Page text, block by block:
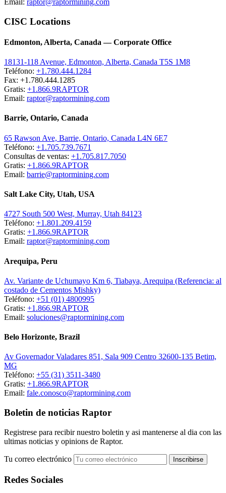
Email: raptor@raptormining.com
CISC Locations
Edmonton, Alberta, Canada — Corporate Office
18131-118 Avenue, Edmonton, Alberta, Canada T5S 1M8
Teléfono: +1.780.444.1284
Fax: +1.780.444.1285
Gratis: +1.866.9RAPTOR
Email: raptor@raptormining.com
Barrie, Ontario, Canada
65 Rawson Ave, Barrie, Ontario, Canada L4N 6E7
Teléfono: +1.705.739.7671
Consultas de ventas: +1.705.817.7050
Gratis: +1.866.9RAPTOR
Email: barrie@raptormining.com
Salt Lake City, Utah, USA
4727 South 500 West, Murray, Utah 84123
Teléfono: +1.801.209.4159
Gratis: +1.866.9RAPTOR
Email: raptor@raptormining.com
Arequipa, Peru
Av. Variante de Uchumayo Km 6, Tiabaya, Arequipa (Referencia: al
costado de Cementos Mishky)
Teléfono: +51 (01) 4800995
Gratis: +1.866.9RAPTOR
Email: soluciones@raptormining.com
Belo Horizonte, Brazil
Av Governador Valadares 851, Sala 909 Centro 32600-135 Betim,
MG
Teléfono: +55 (31) 3511-3480
Gratis: +1.866.9RAPTOR
Email: fale.conosco@raptormining.com
Boletin de noticias Raptor
Registrese para recibir nuestro boletin y asi mantenerse al dia con las
ultimas noticias y opinions de Raptor.
Tu correo electrónico
Redes Sociales